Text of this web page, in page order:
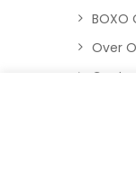
BOXO
Over